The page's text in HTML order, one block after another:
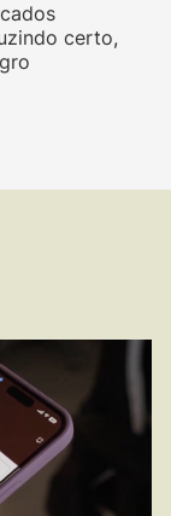
certo,